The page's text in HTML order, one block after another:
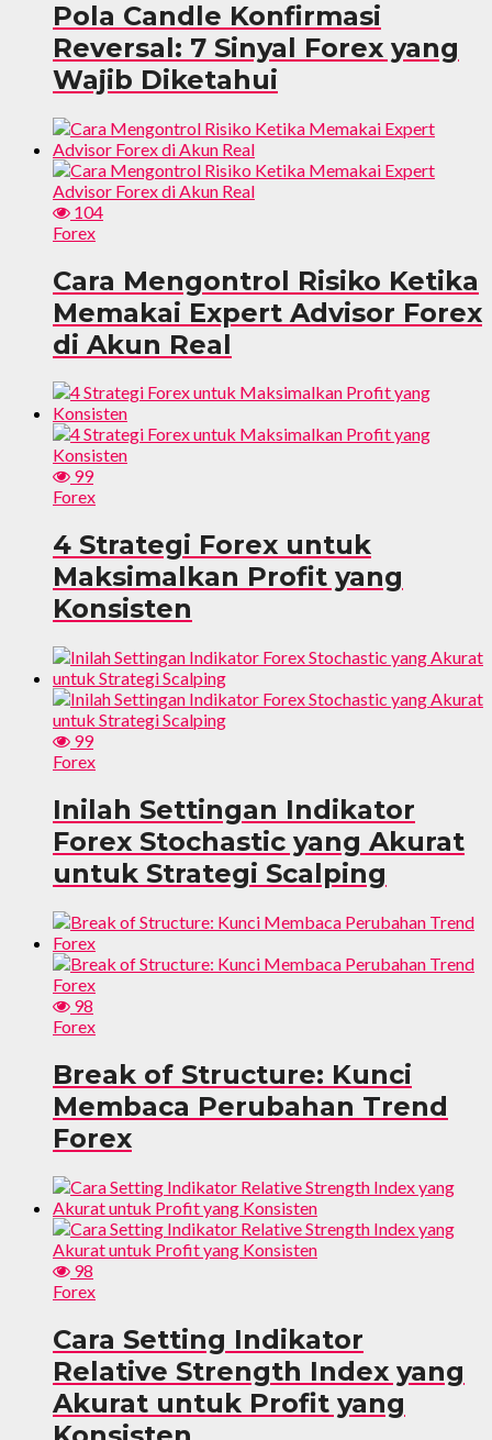
Pola Candle Konfirmasi
Reversal: 7 Sinyal Forex yang
Wajib Diketahui
104
Forex
Cara Mengontrol Risiko Ketika
Memakai Expert Advisor Forex
di Akun Real
99
Forex
4 Strategi Forex untuk
Maksimalkan Profit yang
Konsisten
99
Forex
Inilah Settingan Indikator
Forex Stochastic yang Akurat
untuk Strategi Scalping
98
Forex
Break of Structure: Kunci
Membaca Perubahan Trend
Forex
98
Forex
Cara Setting Indikator
Relative Strength Index yang
Akurat untuk Profit yang